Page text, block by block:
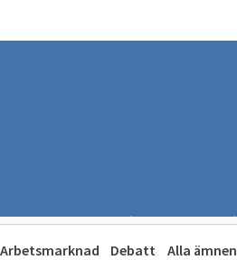
Arbetsmarknad Debatt Alla ämnen